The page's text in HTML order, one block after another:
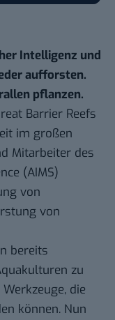
Intelligenz und
aufforsten.
pflanzen.
Barrier Reefs
im großen
Mitarbeiter des
(AIMS)
von
von
bereits
zu
die
können. Nun